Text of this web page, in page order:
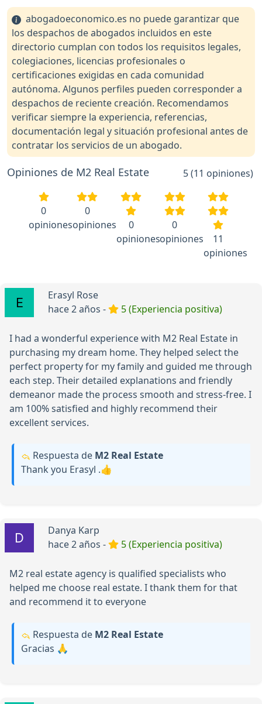
abogadoeconomico.es no puede garantizar que
los despachos de abogados incluidos en este
directorio cumplan con todos los requisitos legales,
colegiaciones, licencias profesionales o
certificaciones exigidas en cada comunidad
autónoma. Algunos perfiles pueden corresponder a
despachos de reciente creación. Recomendamos
verificar siempre la experiencia, referencias,
documentación legal y situación profesional antes de
contratar los servicios de un abogado.
Opiniones de М2 Real Estate 5 (11 opiniones)
0
opiniones
0
opiniones
0
opiniones
0
opiniones
11
opiniones
Erasyl Rose
hace 2 años -
5 (Experiencia positiva)
I had a wonderful experience with M2 Real Estate in
purchasing my dream home. They helped select the
perfect property for my family and guided me through
each step. Their detailed explanations and friendly
demeanor made the process smooth and stress-free. I
am 100% satisfied and highly recommend their
excellent services.
Respuesta de М2 Real Estate
Thank you Erasyl .👍
Danya Karp
hace 2 años -
5 (Experiencia positiva)
M2 real estate agency is qualified specialists who
helped me choose real estate. I thank them for that
and recommend it to everyone
Respuesta de М2 Real Estate
Gracias 🙏